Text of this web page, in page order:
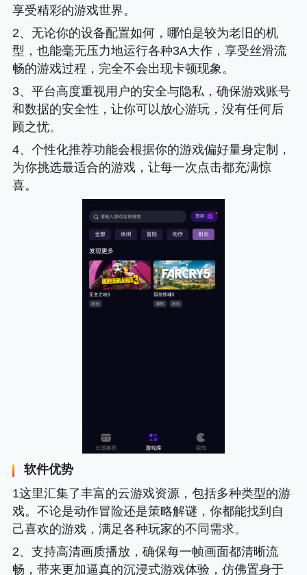
享受精彩的游戏世界。
2、无论你的设备配置如何，哪怕是较为老旧的机
型，也能毫无压力地运行各种3A大作，享受丝滑流
畅的游戏过程，完全不会出现卡顿现象。
3、平台高度重视用户的安全与隐私，确保游戏账号
和数据的安全性，让你可以放心游玩，没有任何后
顾之忧。
4、个性化推荐功能会根据你的游戏偏好量身定制，
为你挑选最适合的游戏，让每一次点击都充满惊
喜。
软件优势
1这里汇集了丰富的云游戏资源，包括多种类型的游
戏。不论是动作冒险还是策略解谜，你都能找到自
己喜欢的游戏，满足各种玩家的不同需求。
2、支持高清画质播放，确保每一帧画面都清晰流
畅，带来更加逼真的沉浸式游戏体验，仿佛置身于